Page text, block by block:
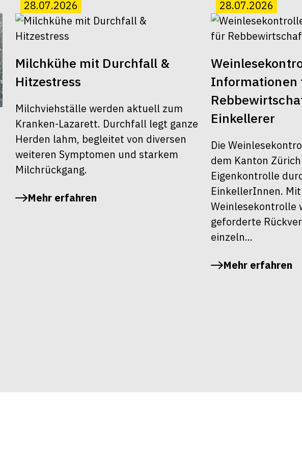
28.07.2026
Milchkühe mit Durchfall &
Hitzestress
Milchviehställe werden aktuell zum
Kranken-Lazarett. Durchfall legt ganze
Herden lahm, begleitet von diversen
weiteren Symptomen und starkem
Milchrückgang.
Mehr erfahren
28.07.2026
Informationen
Einkellerer
Die
dem Kanton
Eigenkontrolle
EinkellerInnen.
Weinlesekontrolle
geforderte
einzeln...
Mehr erfahren